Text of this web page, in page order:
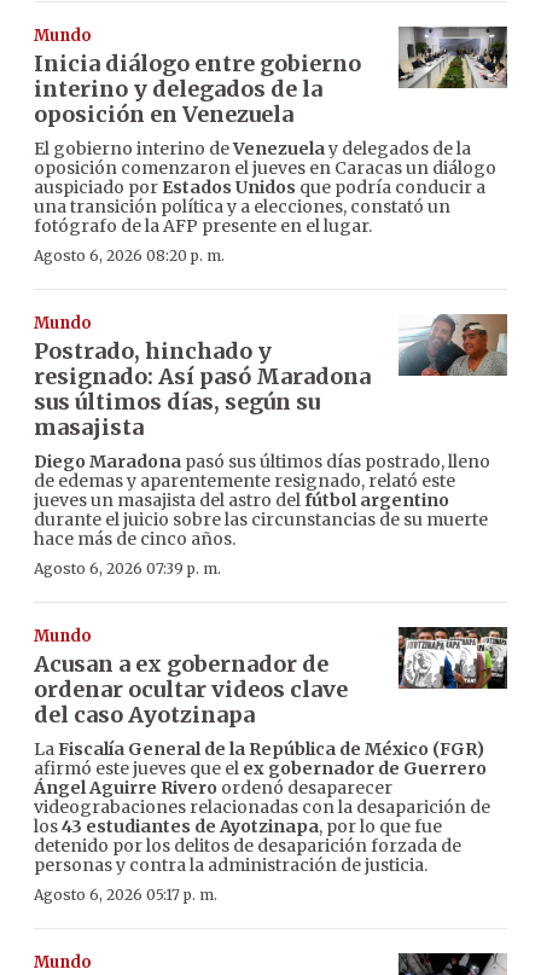
Mundo
Inicia diálogo entre gobierno
interino y delegados de la
oposición en Venezuela
El gobierno interino deVenezuelay delegados de la
oposición comenzaron el jueves en Caracas un diálogo
auspiciado por Estados Unidos que podría conducir a
una transición política y a elecciones, constató un
fotógrafo de la AFP presente en el lugar.
Agosto 6, 2026 08:20 p. m.
Mundo
Postrado, hinchado y
resignado: Así pasó Maradona
sus últimos días, según su
masajista
Diego Maradona pasó sus últimos días postrado, lleno
de edemas y aparentemente resignado, relató este
jueves un masajista del astro delfútbol argentino
durante el juicio sobre las circunstancias de su muerte
hace más de cinco años.
Agosto 6, 2026 07:39 p. m.
Mundo
Acusan a ex gobernador de
ordenar ocultar videos clave
del caso Ayotzinapa
LaFiscalía General de la República de México (FGR)
afirmó este jueves que el ex gobernador de Guerrero
Ángel Aguirre Rivero ordenó desaparecer
videograbaciones relacionadas con la desaparición de
los43 estudiantes de Ayotzinapa, por lo que fue
detenido por los delitos de desaparición forzada de
personas y contra la administración de justicia.
Agosto 6, 2026 05:17 p. m.
Mundo